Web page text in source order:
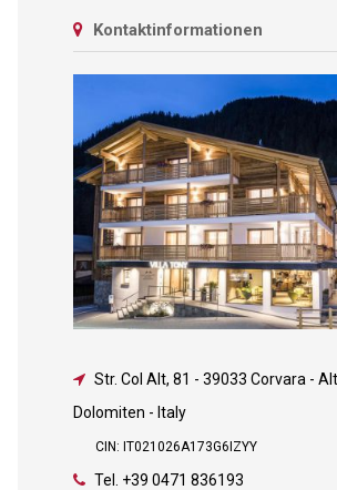
Kontaktinformationen
Str. Col Alt, 81 - 39033 Corvara -
Dolomiten - Italy
CIN: IT021026A173G6IZYY
Tel. +39 0471 836193